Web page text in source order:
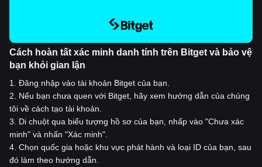
Cách hoàn tất xác minh danh tính trên Bitget và bảo vệ
bạn khỏi gian lận
1
Đăng nhập vào tài khoản Bitget của bạn.
2
Nếu bạn chưa quen với Bitget, hãy xem hướng dẫn của chúng
tôi về cách tạo tài khoản.
3
Di chuột qua biểu tượng hồ sơ của bạn, nhấp vào "Chưa xác
minh" và nhấn "Xác minh".
4 Chọn quốc gia hoặc khu vực phát hành và loại ID của bạn, sau
đó làm theo hướng dẫn.